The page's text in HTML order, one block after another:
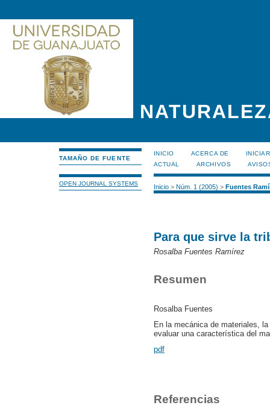
TAMAÑO DE FUENTE
OPEN JOURNAL SYSTEMS
INICIO ACERCA DE
ACTUAL
ARCHIVOS
Inicio> Núm. 1 (2005) > Fuentes
Para que sirve la
Rosalba Fuentes Ramírez
Resumen
Rosalba Fuentes
En la mecánica de materiales,
evaluar una característica del
pdf
Referencias